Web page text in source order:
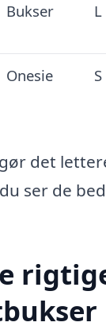
Bukser L
Onesie S
det
ser de